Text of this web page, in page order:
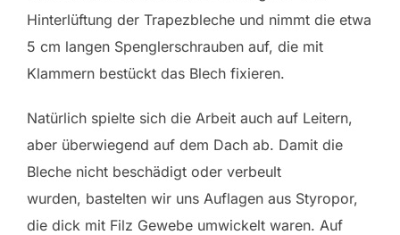
Hinterlüftung der Trapezbleche und nimmt die etwa
5 cm langen Spenglerschrauben auf, die mit
Klammern bestückt das Blech fixieren.
Natürlich spielte sich die Arbeit auch auf Leitern,
aber überwiegend auf dem Dach ab. Damit die
Bleche nicht beschädigt oder verbeult
wurden, bastelten wir uns Auflagen aus Styropor,
die dick mit Filz Gewebe umwickelt waren. Auf